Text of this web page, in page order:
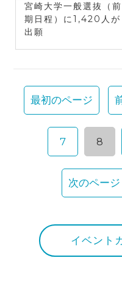
宮崎大学一般選抜（前
期日程）に1,420人が
出願
最初のページ
7 8
次のページ
イベント